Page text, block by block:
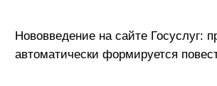
Нововведение на сайте Госуслуг:
автоматически формируется